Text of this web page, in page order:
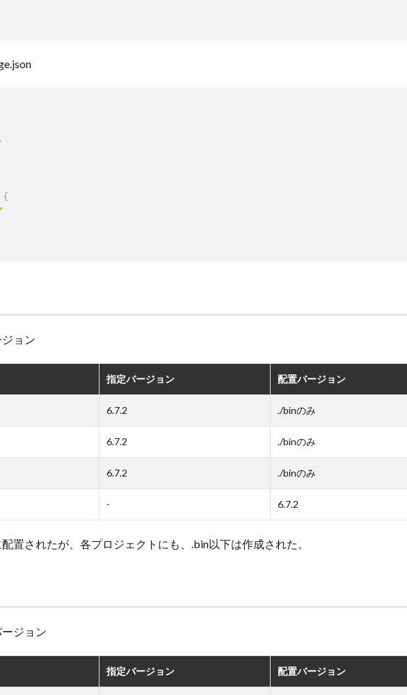
,
{
ョン
指定バージョン 配置バージョン
6.7.2 ./binのみ
6.7.2 ./binのみ
6.7.2 ./binのみ
- 6.7.2
置されたが、各プロジェクトにも、.bin以下は作成された。
ジョン
指定バージョン 配置バージョン